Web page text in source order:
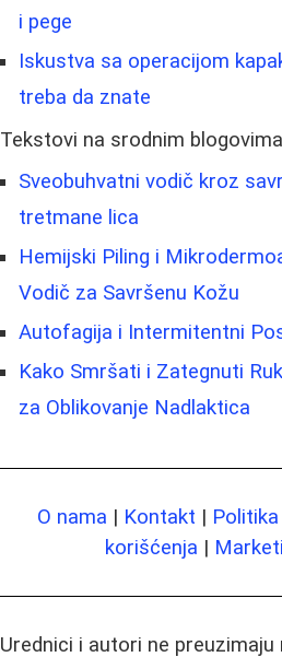
i pege
Iskustva sa operacijom
treba da znate
Tekstovi na srodnim blogovima
Sveobuhvatni vodič kroz
tretmane lica
Hemijski Piling i
Vodič za Savršenu Kožu
Autofagija i Intermitentni
Kako Smršati i Zategnuti
za Oblikovanje Nadlaktica
O nama | Kontakt |
korišćenja |
Urednici i autori ne